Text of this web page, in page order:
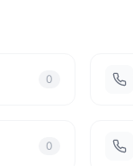
0
0